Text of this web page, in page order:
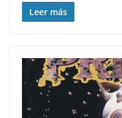
Leer más